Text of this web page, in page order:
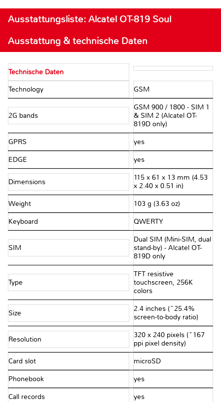
Ausstattungsliste: Alcatel OT-819 Soul
Ausstattung & technische Daten
Technische Daten
Technology GSM
2G bands
GSM 900 / 1800 - SIM 1
& SIM 2 (Alcatel OT-
819D only)
GPRS yes
EDGE yes
Dimensions
115 x 61 x 13 mm (4.53
x 2.40 x 0.51 in)
Weight 103 g (3.63 oz)
Keyboard QWERTY
SIM
Dual SIM (Mini-SIM, dual
stand-by) - Alcatel OT-
819D only
Type
TFT resistive
touchscreen, 256K
colors
Size
2.4 inches (~25.4%
screen-to-body ratio)
Resolution
320 x 240 pixels (~167
ppi pixel density)
Card slot microSD
Phonebook yes
Call records yes